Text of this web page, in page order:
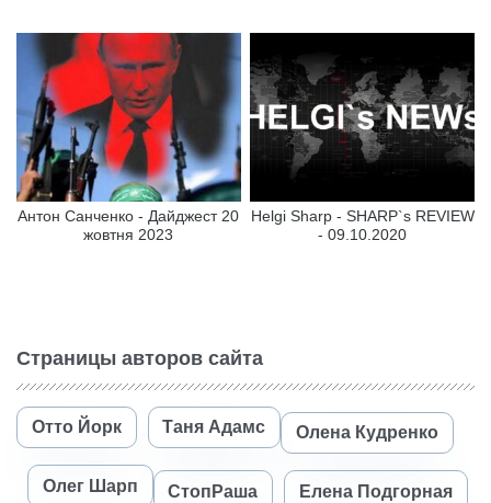
Антон Санченко - Дайджест 20
жовтня 2023
Helgi Sharp - SHARP`s REVIEW
- 09.10.2020
Страницы авторов сайта
Отто Йорк Таня Адамс Олена Кудренко
Олег Шарп СтопРаша Елена Подгорная